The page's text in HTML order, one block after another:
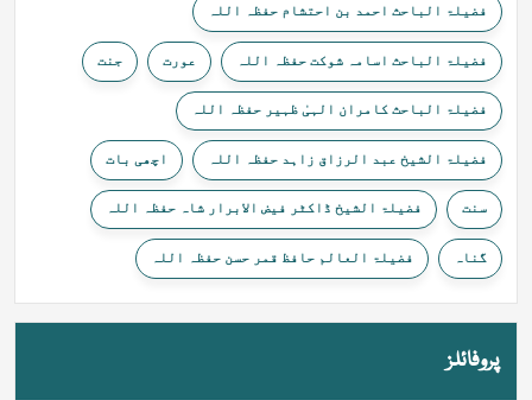
فضیلۃ الباحث احمد بن احتشام حفظہ اللہ
فضیلۃ الباحث اسامہ شوکت حفظہ اللہ عورت جنت
فضیلۃ الباحث کامران الہیٰ ظہیر حفظہ اللہ
فضیلۃ الشیخ عبد الرزاق زاہد حفظہ اللہ اچھی بات
سنت فضیلۃ الشیخ ڈاکٹر فیض الابرار شاہ حفظہ اللہ
گناہ فضیلۃ العالم حافظ قمر حسن حفظہ اللہ
پروفائلز